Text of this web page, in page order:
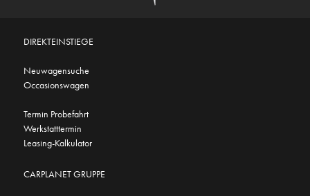
DIREKTEINSTIEGE
Neuwagensuche
Occasionswagen
Termin Probefahrt
Werkstatttermin
Leasing-Kalkulator
CARPLANET GRUPPE